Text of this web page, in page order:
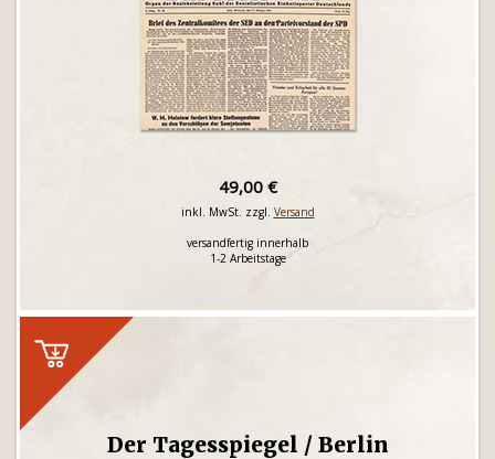
49,00 €
inkl. MwSt. zzgl. Versand
versandfertig innerhalb
1-2 Arbeitstage
Der Tagesspiegel / Berlin